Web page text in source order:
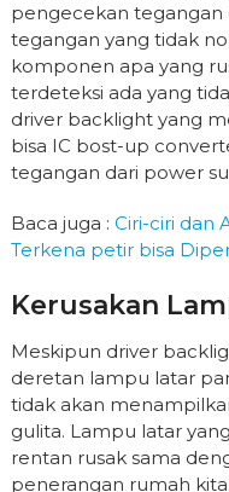
pengecekan tegangan
tegangan yang tidak
komponen apa yang
terdeteksi ada yang
driver backlight yang
bisa IC bost-up
tegangan dari power
Baca juga : Ciri-ciri dan
Terkena petir bisa
Kerusakan
Meskipun driver
deretan lampu latar
tidak akan
gulita. Lampu latar
rentan rusak sama
penerangan rumah